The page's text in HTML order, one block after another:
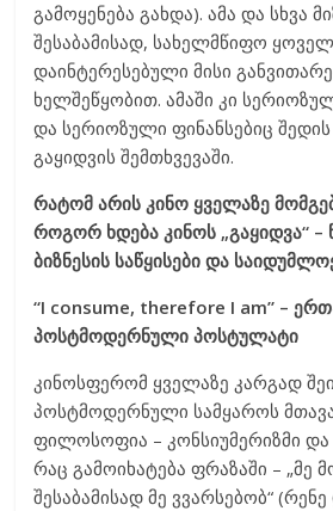
გამოყენება გახდა). ამა და სხვა
შესაბამისად, სახელმწიფო
დაინტერესებული მისი
ხელშეწყობით. ამაში კი
და სერიოზული ფინანსებიც
გაყიდვის შემთხვევაში.
რატომ არის კინო ყველაზე
როგორ ხდება კინოს „გაყიდვა“ –
ბიზნესის საწყისები და
“I consume, therefore I am” –
პოსტმოდერნული პოსტულატი
კინოსფერომ ყველაზე კარგად
პოსტმოდერნული სამყაროს
ფილოსოფია – კონსიუმერიზმი და
რაც გამოიხატება ფრაზაში – „მე
შესაბამისად მე ვვარსებობ“